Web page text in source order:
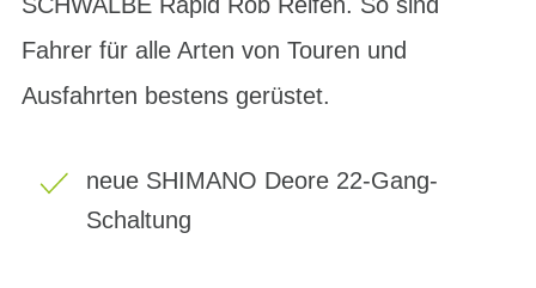
SCHWALBE Rapid Rob Reifen. So sind
Fahrer für alle Arten von Touren und
Ausfahrten bestens gerüstet.
neue SHIMANO Deore 22-Gang-
Schaltung